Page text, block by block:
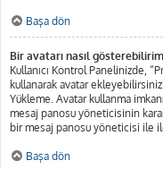
Başa dön
Bir avatarı nasıl
Kullanıcı Kontrol Panelinizde,
kullanarak avatar
Yükleme. Avatar kullanma
mesaj panosu yöneticisinin
bir mesaj panosu yöneticisi ile
Başa dön